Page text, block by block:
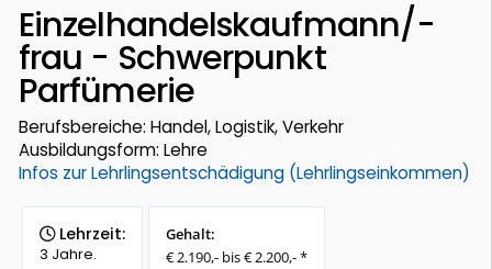
Einzelhandelskaufmann/-
frau - Schwerpunkt
Parfümerie
Berufsbereiche: Handel, Logistik, Verkehr
Ausbildungsform: Lehre
Infos zur Lehrlingsentschädigung (Lehrlingseinkommen)
Lehrzeit:
3 Jahre.
Gehalt:
€ 2.190,- bis € 2.200,- *